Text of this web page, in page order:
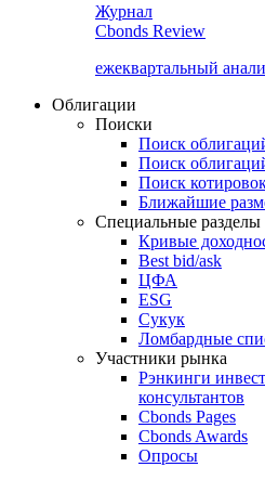
Журнал
Cbonds Review
ежеквартальный
Облигации
Поиски
Поиск
Поиск
Поиск
Ближайшие
Специальные разделы
Кривые
Best bid/ask
ЦФА
ESG
Сукук
Ломбардные
Участники рынка
Рэнкинги
консультантов
Cbonds Pages
Cbonds Awards
Опросы